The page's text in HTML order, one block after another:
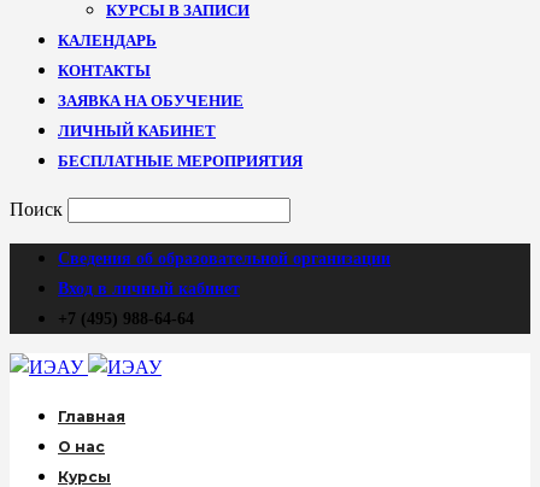
КУРСЫ В ЗАПИСИ
КАЛЕНДАРЬ
КОНТАКТЫ
ЗАЯВКА НА ОБУЧЕНИЕ
ЛИЧНЫЙ КАБИНЕТ
БЕСПЛАТНЫЕ МЕРОПРИЯТИЯ
Поиск
Сведения об образовательной организации
Вход в личный кабинет
+7 (495) 988-64-64
Главная
О нас
Курсы